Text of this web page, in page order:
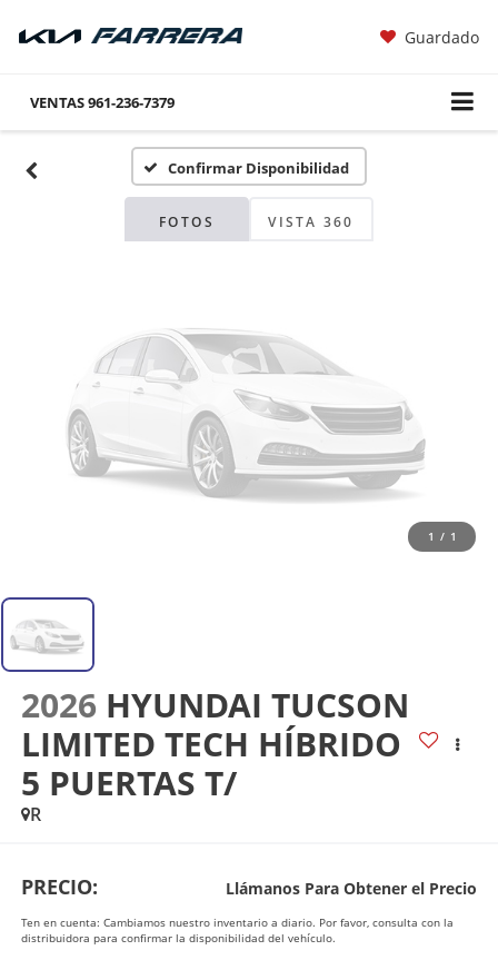
Guardado
VENTAS961-236-7379
Confirmar Disponibilidad
FOTOS VISTA 360
Fotos No
Disponibles
Por favor, revise luego
1 / 1
2026 HYUNDAI TUCSON
LIMITED TECH HÍBRIDO
5 PUERTAS T/
R
PRECIO: Llámanos Para Obtener el Precio
Ten en cuenta: Cambiamos nuestro inventario a diario. Por favor, consulta con la
distribuidora para confirmar la disponibilidad del vehículo.